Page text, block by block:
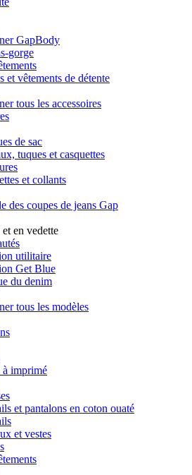
GapBody
gorge
et vêtements de détente
tous les accessoires
de sac
tuques et casquettes
et collants
des coupes de jeans Gap
en vedette
utilitaire
Get Blue
du denim
tous les modèles
à imprimé
et pantalons en coton ouaté
et vestes